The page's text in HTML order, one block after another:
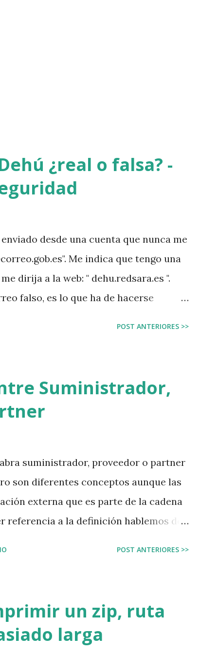
¿real o falsa? -
desde una cuenta que nunca me
Me indica que tengo una
dirija a la web: " dehu.redsara.es ".
falso, es lo que ha de hacerse
la dirección, y la puse en un
parece correcto. Incluso tiene un
con fondos Next Generation, que
POST ANTERIORES >>
Suministrador,
suministrador, proveedor o partner
son diferentes conceptos aunque las
externa que es parte de la cadena
referencia a la definición hablemos de
de recursos necesita la
generales: En la empresa se necesita
POST ANTERIORES >>
un zip, ruta
larga